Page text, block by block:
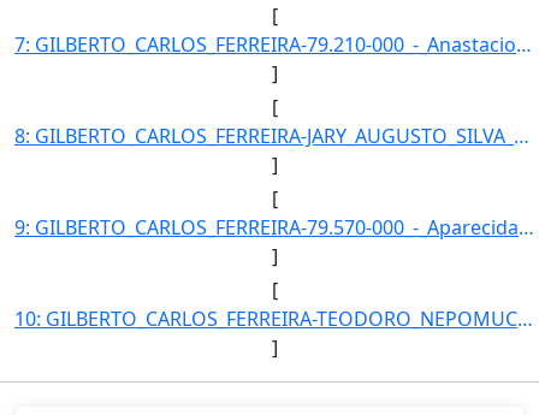
[
7: GILBERTO_CARLOS_FERREIRA-79.210-000_-_Anastacio/MS-Coordenador-67-Procon_Municipal_de_Agua_Clara-324]
]
[
8: GILBERTO_CARLOS_FERREIRA-JARY_AUGUSTO_SILVA_-Coordenador-Coordenador-Procon_Municipal_de_Agua_Clara-]
]
[
9: GILBERTO_CARLOS_FERREIRA-79.570-000_-_Aparecida_do_Taboado/MS-Coordenador-67-Procon_Municipal_de_Agu]
]
[
10: GILBERTO_CARLOS_FERREIRA-TEODORO_NEPOMUCENO_NETO-Coordenador-Diretor-Procon_Municipal_de_Agua_Clara-]
]